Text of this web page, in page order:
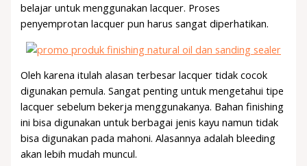
belajar untuk menggunakan lacquer. Proses
penyemprotan lacquer pun harus sangat diperhatikan.
Oleh karena itulah alasan terbesar lacquer tidak cocok
digunakan pemula. Sangat penting untuk mengetahui tipe
lacquer sebelum bekerja menggunakanya. Bahan finishing
ini bisa digunakan untuk berbagai jenis kayu namun tidak
bisa digunakan pada mahoni. Alasannya adalah bleeding
akan lebih mudah muncul.